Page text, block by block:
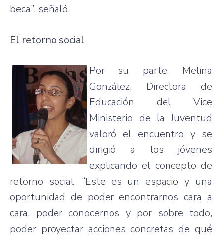
beca”, señaló.
El retorno social
Por su parte, Melina
González, Directora de
Educación del Vice
Ministerio de la Juventud
valoró el encuentro y se
dirigió a los jóvenes
explicando el concepto de
retorno social. “Este es un espacio y una
oportunidad de poder encontrarnos cara a
cara, poder conocernos y por sobre todo,
poder proyectar acciones concretas de qué